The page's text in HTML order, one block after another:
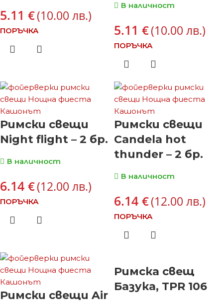
5.11 €(10.00 лв.)
ПОРЪЧКА
В наличност
5.11 €(10.00 лв.)
ПОРЪЧКА
Римски свещи
Night flight – 2 бр.
В наличност
6.14 €(12.00 лв.)
ПОРЪЧКА
Римски свещи
Candela hot
thunder – 2 бр.
В наличност
6.14 €(12.00 лв.)
ПОРЪЧКА
Римски свещи Air
Римска свещ
Базука, TPR 106